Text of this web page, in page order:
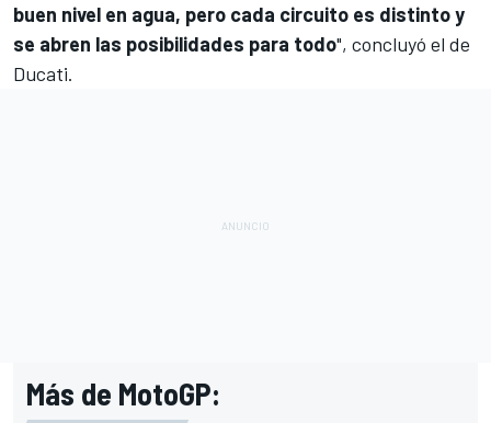
buen nivel en agua, pero cada circuito es distinto y
se abren las posibilidades para todo", concluyó el de
Ducati.
Más de MotoGP: